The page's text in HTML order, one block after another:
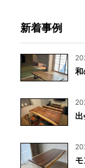
新着事例
和